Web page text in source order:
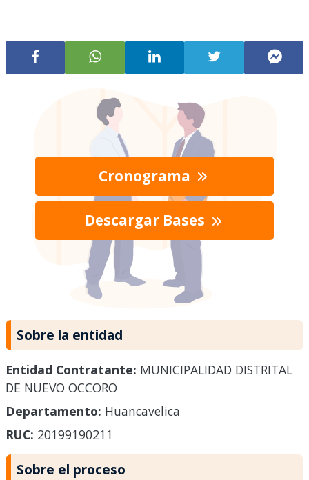
Cronograma
Descargar Bases
Sobre la entidad
Entidad Contratante: MUNICIPALIDAD DISTRITAL
DE NUEVO OCCORO
Departamento: Huancavelica
RUC: 20199190211
Sobre el proceso